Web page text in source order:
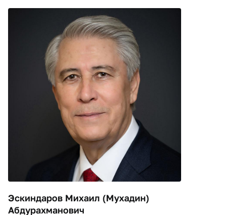
Эскиндаров Михаил (Мухадин)
Абдурахманович